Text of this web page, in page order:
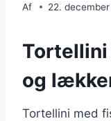
Af 22.
Tortellini
og
Tortellini med